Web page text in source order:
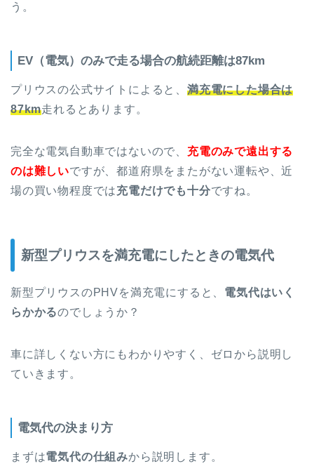
う。
EV（電気）のみで走る場合の航続距離は87km
プリウスの公式サイトによると、 満充電にした場合は
87km走れるとあります。
完全な電気自動車ではないので、 充電のみで遠出する
のは難しいですが、都道府県をまたがない運転や、近
場の買い物程度では充電だけでも十分ですね。
新型プリウスを満充電にしたときの電気代
新型プリウスのPHVを満充電にすると、 電気代はいく
らかかるのでしょうか？
車に詳しくない方にもわかりやすく、ゼロから説明し
ていきます。
電気代の決まり方
まずは電気代の仕組みから説明します。